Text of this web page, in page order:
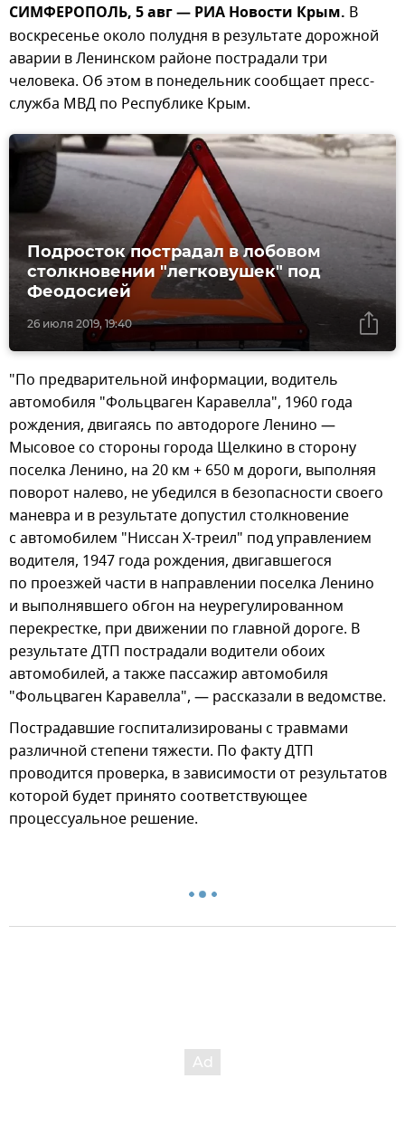
СИМФЕРОПОЛЬ, 5 авг — РИА Новости Крым. В
воскресенье около полудня в результате дорожной
аварии в Ленинском районе пострадали три
человека. Об этом в понедельник сообщает пресс-
служба МВД по Республике Крым.
26 июля 2019, 19:40
Подросток пострадал в лобовом
столкновении "легковушек" под
Феодосией
"По предварительной информации, водитель
автомобиля "Фольцваген Каравелла", 1960 года
рождения, двигаясь по автодороге Ленино —
Мысовое со стороны города Щелкино в сторону
поселка Ленино, на 20 км + 650 м дороги, выполняя
поворот налево, не убедился в безопасности своего
маневра и в результате допустил столкновение
с автомобилем "Ниссан Х-треил" под управлением
водителя, 1947 года рождения, двигавшегося
по проезжей части в направлении поселка Ленино
и выполнявшего обгон на неурегулированном
перекрестке, при движении по главной дороге. В
результате ДТП пострадали водители обоих
автомобилей, а также пассажир автомобиля
"Фольцваген Каравелла", — рассказали в ведомстве.
Пострадавшие госпитализированы с травмами
различной степени тяжести. По факту ДТП
проводится проверка, в зависимости от результатов
которой будет принято соответствующее
процессуальное решение.